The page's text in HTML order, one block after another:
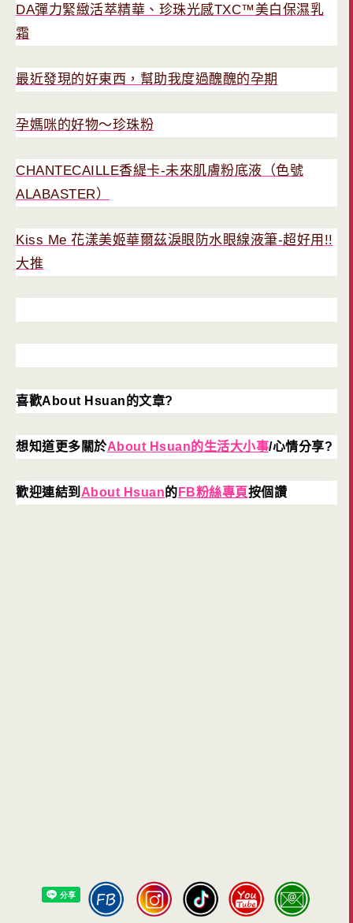
DA彈力緊緻活萃精華、珍珠光感TXC™美白保濕乳
霜
最近發現的好東西，幫助我度過醜醜的孕期
孕媽咪的好物～珍珠粉
CHANTECAILLE香緹卡-未來肌膚粉底液（色號
ALABASTER）
Kiss Me 花漾美姬華爾茲淚眼防水眼線液筆-超好用!!
大推
喜歡About Hsuan的文章?
想知道更多關於About Hsuan的生活大小事/心情分享?
歡迎連結到 About Hsuan的 FB粉絲專頁按個讚